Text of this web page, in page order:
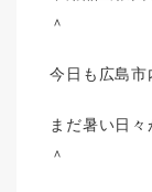
＾
今日も広島市
まだ暑い日
＾